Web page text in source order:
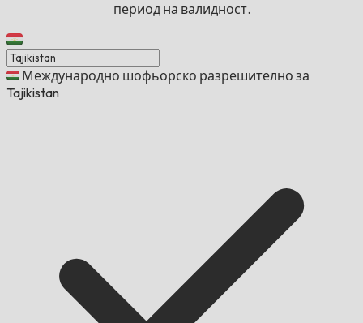
период на валидност.
Международно шофьорско разрешително за
Tajikistan